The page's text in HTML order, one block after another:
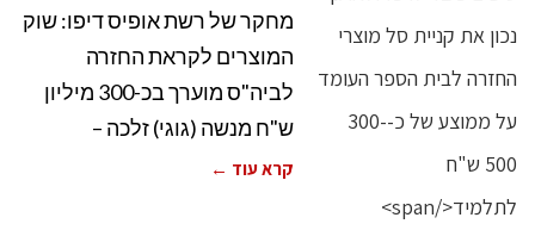
מחקר של רשת אופיס דיפו: שוק
המוצרים לקראת החזרה
לביה"ס מוערך בכ-300 מיליון
ש"ח מנשה (גוגי) זלכה –
קרא עוד ←